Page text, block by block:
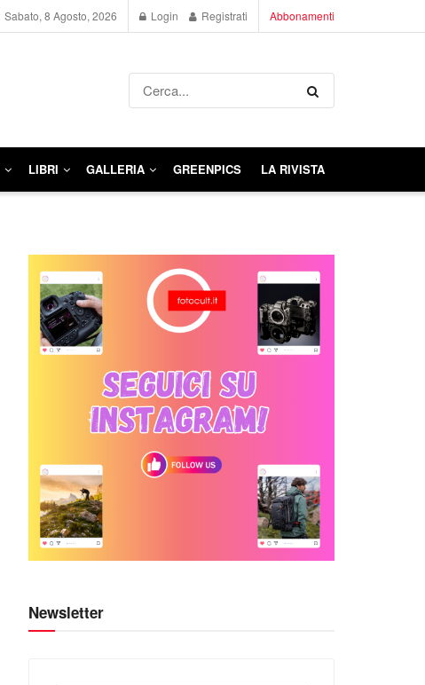
Sabato, 8 Agosto, 2026 Login Registrati Abbonamenti
LIBRI GALLERIA GREENPICS LA RIVISTA
Newsletter